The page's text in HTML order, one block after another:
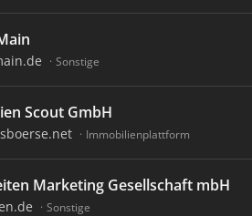
Sonstige
Scout GmbH
Immobilienplattform
Marketing Gesellschaft mbH
Sonstige